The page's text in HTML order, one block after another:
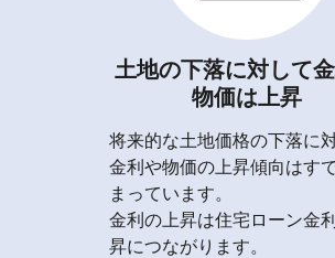
土地の下落に対して
物価は上昇
将来的な土地価格の下落に対
金利や物価の上昇傾向はす
まっています。
金利の上昇は住宅ローン金
昇につながります。